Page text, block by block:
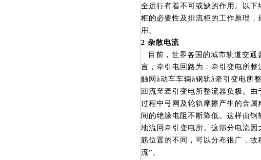
全运行有着不可或缺的作用。以
柜的必要性及排流柜的工作原理
用。
2 杂散电流
目前，世界各国的城市轨道交通
言，牵引电回路为：牵引变电所
触网à动车车辆à钢轨à牵引变电所
回流至牵引变电所整流器负极。
过程中弓网及轮轨摩擦产生的金
间的绝缘电阻不断降低。这样由
地流回牵引变电所。这部分电流
筋位置的不同，可以分布很广，
流”。